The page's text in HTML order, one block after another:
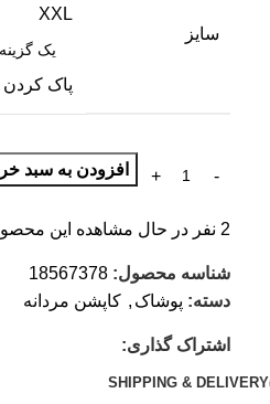
سایز
XXL
پاک کردن
افزودن به سبد
2 نفر در حال مشاهده این
شناسه محصول: 18567378
دسته: پوشاک , کاپشن مردانه
اشتراک گذاری:
SHIPPING & DELIVERY